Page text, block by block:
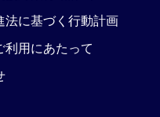
法に基づく行動計画
利用にあたって